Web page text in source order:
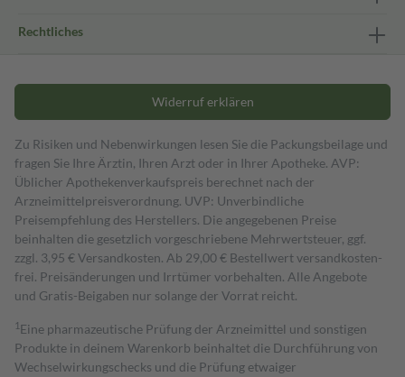
Rechtliches
Widerruf erklären
Zu Risiken und Nebenwirkungen lesen Sie die Packungsbeilage und
fragen Sie Ihre Ärztin, Ihren Arzt oder in Ihrer Apotheke. AVP:
Üblicher Apothekenverkaufspreis berechnet nach der
Arzneimittelpreisverordnung. UVP: Unverbindliche
Preisempfehlung des Herstellers. Die angegebenen Preise
beinhalten die gesetzlich vorgeschriebene Mehrwertsteuer, ggf.
zzgl. 3,95 € Versandkosten. Ab 29,00 € Bestell­wert versand­kosten­
frei. Preisänderungen und Irrtümer vorbehalten. Alle Angebote
und Gratis-Beigaben nur solange der Vorrat reicht.
1 Eine pharmazeutische Prüfung der Arzneimittel und sonstigen
Produkte in deinem Warenkorb beinhaltet die Durchführung von
Wechselwirkungschecks und die Prüfung etwaiger